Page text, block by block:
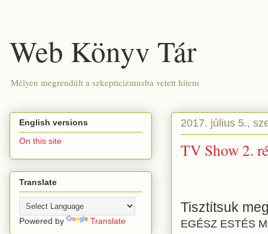
Web Könyv Tár
Mélyen megrendült a szkepticizmusba vetett hitem
2017. július 5.,
TV Show 2.
Tisztítsuk
EGÉSZ ESTÉS
English versions
On this site
Translate
Powered by Translate